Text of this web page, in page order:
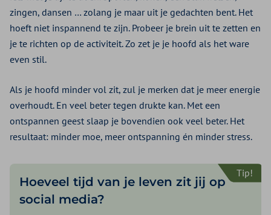
zingen, dansen … zolang je maar uit je gedachten bent. Het
hoeft niet inspannend te zijn. Probeer je brein uit te zetten en
je te richten op de activiteit. Zo zet je je hoofd als het ware
even stil.
Als je hoofd minder vol zit, zul je merken dat je meer energie
overhoudt. En veel beter tegen drukte kan. Met een
ontspannen geest slaap je bovendien ook veel beter. Het
resultaat: minder moe, meer ontspanning én minder stress.
Tip!
Hoeveel tijd van je leven zit jij op
social media?